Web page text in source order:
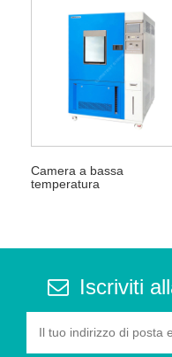
Camera a bassa
temperatura
Iscriviti